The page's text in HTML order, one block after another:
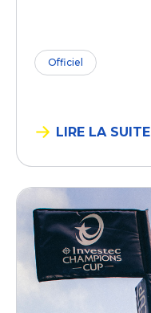
Officiel
LIRE LA SUITE